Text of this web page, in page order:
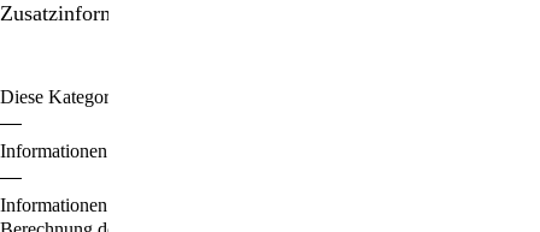
Zusatzinformationen/Details
Diese Kategorien durchstöbern:
Informationen zu den Zahlungsoptionen finden Sie
Informationen für den Standardversand, zur Lieferung und zur